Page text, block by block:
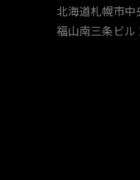
北海道札幌市
福山南三条ビル